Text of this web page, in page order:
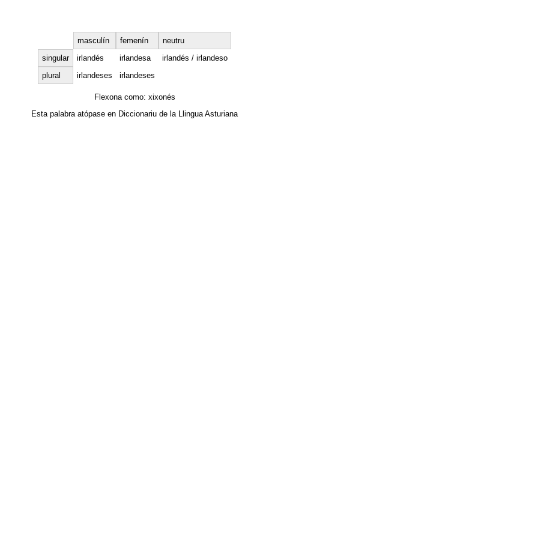
masculín femenín
neutru
singular
irlandés irlandesa
irlandés / irlandeso
plural
irlandeses irlandeses
Flexona como: xixonés
Esta palabra atópase en Diccionariu de la Llingua Asturiana